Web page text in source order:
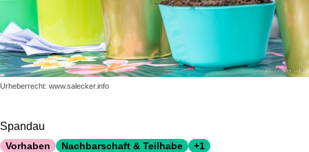
Urheberrecht: www.salecker.info
Spandau
Vorhaben Nachbarschaft & Teilhabe +1